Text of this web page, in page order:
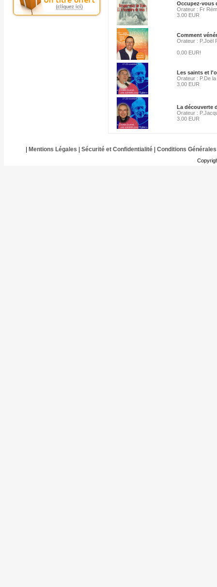
Occupez-vous
Orateur : Fr
3.00 EUR
Comment
Orateur : P.Joël
0.00 EUR!
Les saints et
Orateur : P.De la
3.00 EUR
La découverte
Orateur :
3.00 EUR
Mentions Légales Sécurité et Confidentialité| Conditions Générales